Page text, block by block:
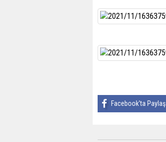
Facebook'ta Paylaş